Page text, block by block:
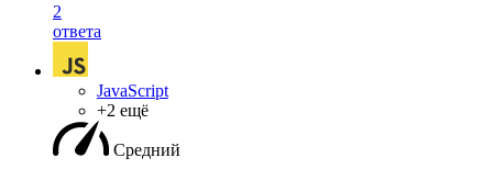
2
ответа
JavaScript
+2 ещё
Средний